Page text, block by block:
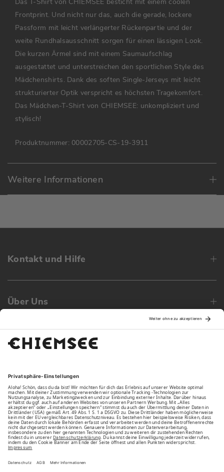
Frontprint. Und nicht nur das, auch die gerade, lockere
Passform mit leicht verlängerter Rückenpartie und der
weite Rundhalsausschnitt sorgen für einen lässigen Look.
Die kurzen Ärmel sind mit einem Saumaufschlag
ausgestattet und unterstreichen den sportlichen Style des
Mädchenshirts. Dank des soften Single-Jerseys mit leicht
strukturierter Optik verspricht es höchsten Tragekomfort.
Das Mädchen-T-Shirt von CHIEMSEE: unkompliziert und
stylisch!
Produktnummer: 00002705-CS-19-3911
Weitere Informationen
Kontakt und Hilfe
Über Uns
Family
Unsere Vorteile
Unsere Partner